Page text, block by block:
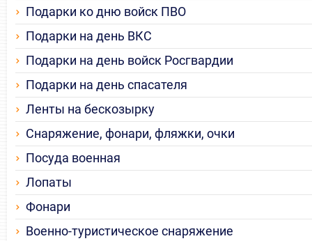
Подарки ко дню войск ПВО
Подарки на день ВКС
Подарки на день войск Росгвардии
Подарки на день спасателя
Ленты на бескозырку
Снаряжение, фонари, фляжки, очки
Посуда военная
Лопаты
Фонари
Военно-туристическое снаряжение